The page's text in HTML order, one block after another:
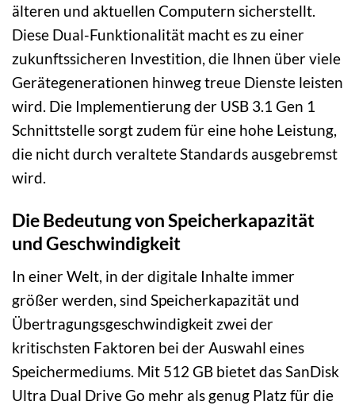
älteren und aktuellen Computern sicherstellt.
Diese Dual-Funktionalität macht es zu einer
zukunftssicheren Investition, die Ihnen über viele
Gerätegenerationen hinweg treue Dienste leisten
wird. Die Implementierung der USB 3.1 Gen 1
Schnittstelle sorgt zudem für eine hohe Leistung,
die nicht durch veraltete Standards ausgebremst
wird.
Die Bedeutung von Speicherkapazität
und Geschwindigkeit
In einer Welt, in der digitale Inhalte immer
größer werden, sind Speicherkapazität und
Übertragungsgeschwindigkeit zwei der
kritischsten Faktoren bei der Auswahl eines
Speichermediums. Mit 512 GB bietet das SanDisk
Ultra Dual Drive Go mehr als genug Platz für die